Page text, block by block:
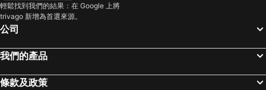
輕鬆找到我們的結果：在 Google 上將
trivago 新增為首選來源。
公司
我們的產品
條款及政策